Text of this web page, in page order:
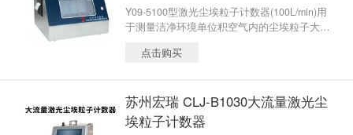
Y09-5100型激光尘埃粒子计数器(100L/min)用
于测量洁净环境单位积空气内的尘埃粒子大小
区的洁净环境。
点击购买
苏州宏瑞 CLJ-B1030大流量激光尘
埃粒子计数器